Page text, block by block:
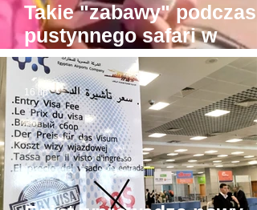
Takie "zabawy" podczas
pustynnego safari w
Hurghadzie. Co trzeba
mieć w głowie, żeby na to
pozwolić?!
16 lip